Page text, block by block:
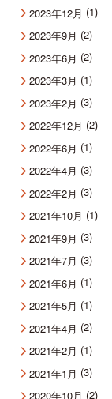
2023年12月 (1)
2023年9月 (2)
2023年6月 (2)
2023年3月 (1)
2023年2月 (3)
2022年12月 (2)
2022年6月 (1)
2022年4月 (3)
2022年2月 (3)
2021年10月 (1)
2021年9月 (3)
2021年7月 (3)
2021年6月 (1)
2021年5月 (1)
2021年4月 (2)
2021年2月 (1)
2021年1月 (3)
2020年10月 (2)